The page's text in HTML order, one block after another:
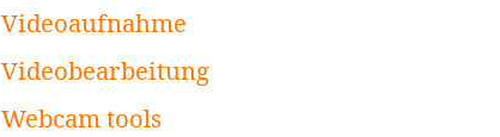
Videoaufnahme
Videobearbeitung
Webcam tools